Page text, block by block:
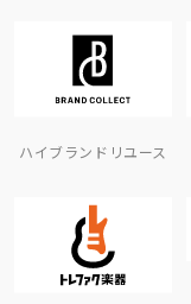
ハイブランドリユース